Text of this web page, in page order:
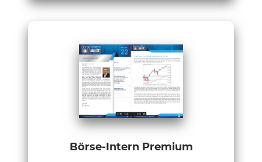
Börse-Intern Premium